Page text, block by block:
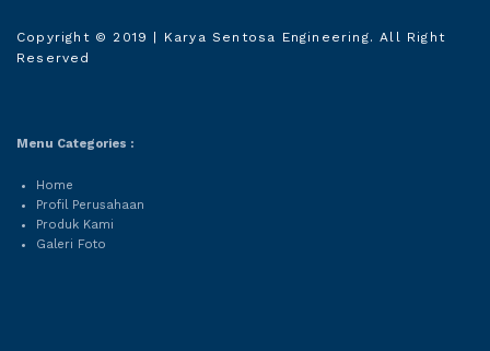
Engineering
Copyright © 2019 | Karya Sentosa Engineering. All Right
Reserved
Menu Categories :
Home
Profil Perusahaan
Produk Kami
Galeri Foto